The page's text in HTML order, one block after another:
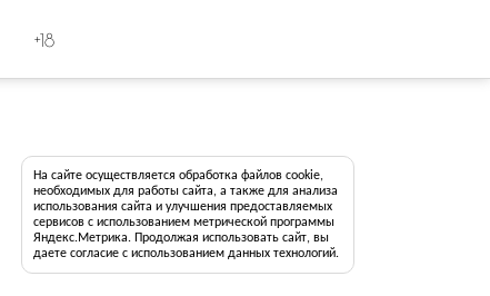
+18
На сайте осуществляется обработка файлов cookie,
необходимых для работы сайта, а также для анализа
использования сайта и улучшения предоставляемых
сервисов с использованием метрической программы
Яндекс.Метрика. Продолжая использовать сайт, вы
даете согласие с использованием данных технологий.